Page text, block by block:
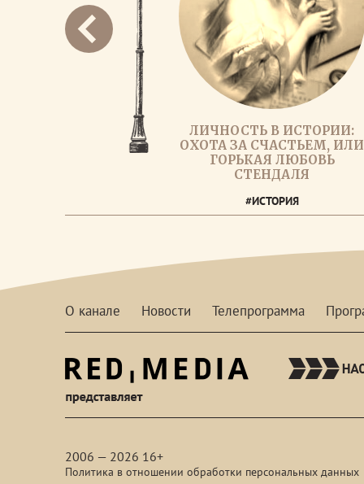
ЛИЧНОСТЬ В ИСТОРИИ:
ОХОТА ЗА СЧАСТЬЕМ, ИЛИ
ГОРЬКАЯ ЛЮБОВЬ
СТЕНДАЛЯ
#ИСТОРИЯ
О канале Новости Телепрограмма
2006 — 2026 16+
Политика в отношении обработки персональных данных